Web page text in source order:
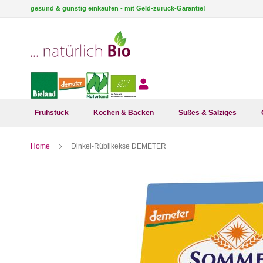
Direkt
gesund & günstig einkaufen - mit Geld-zurück-Garantie!
Frühstück Kochen & Backen Süßes & Salziges
Home Dinkel-Rüblikekse DEMETER